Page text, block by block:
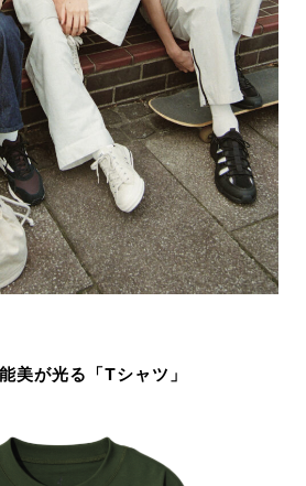
美が光る「Tシャツ」